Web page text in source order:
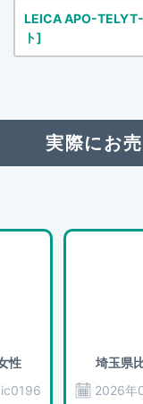
LEICA APO-
ト]
実際にお
性
ic0196
埼玉県
2026年